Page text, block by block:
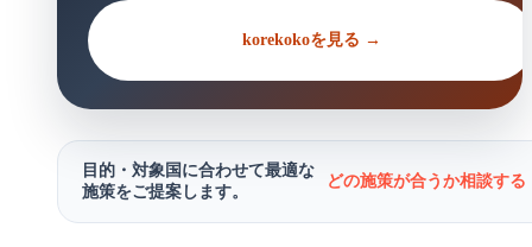
korekokoを見る →
目的・対象国に合わせて最適な
施策をご提案します。
どの施策が合うか相談す